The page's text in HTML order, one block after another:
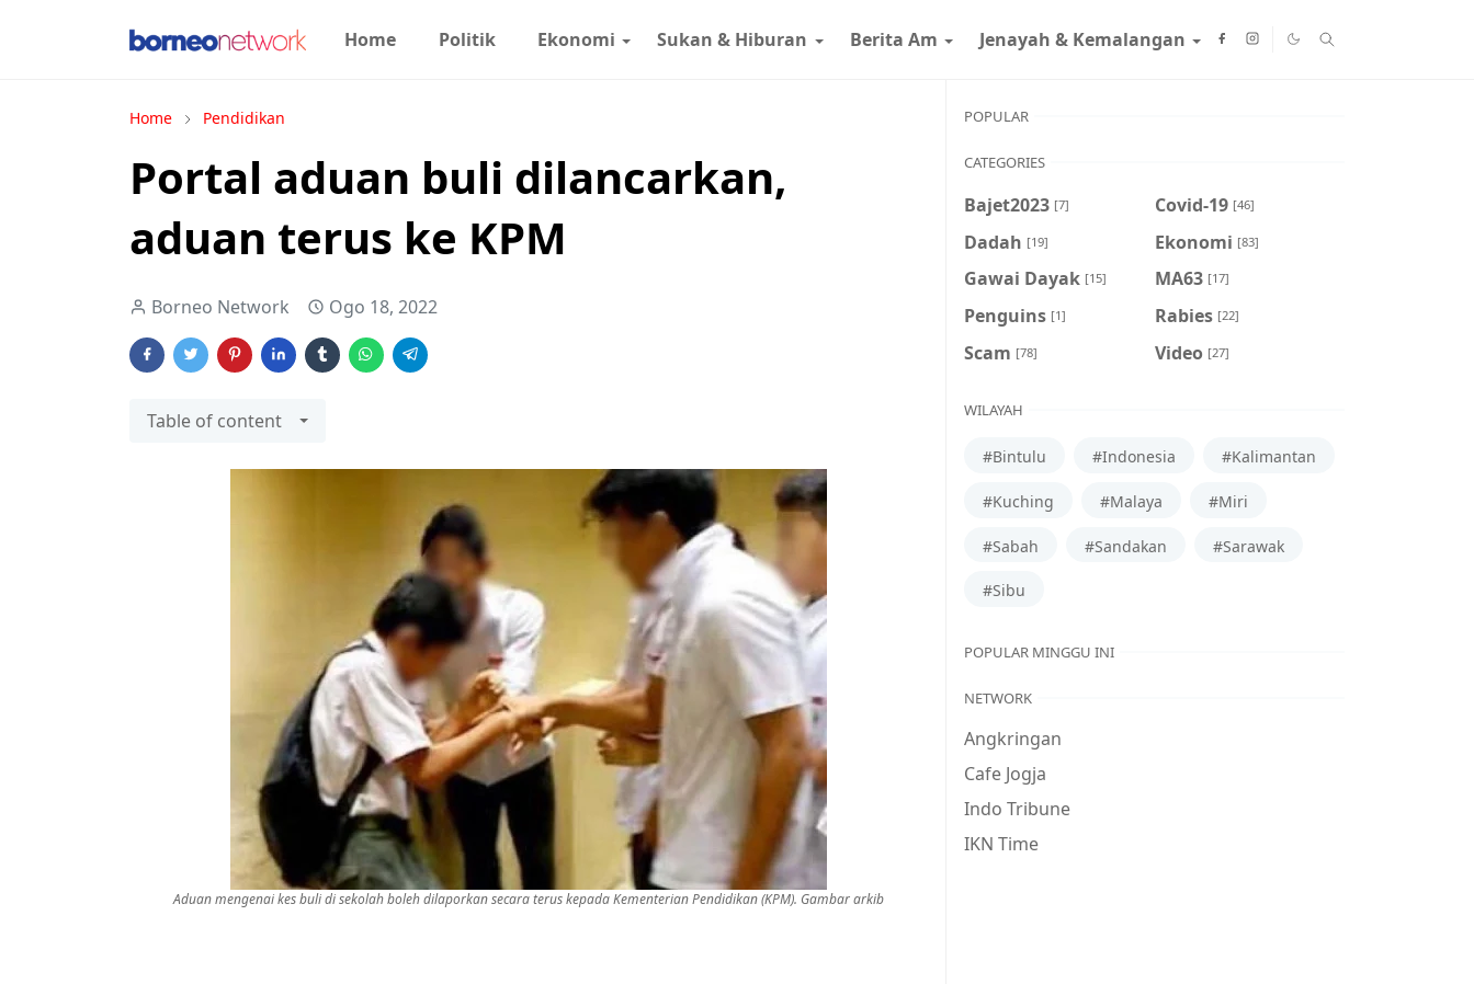
Home Politik Ekonomi Sukan & Hiburan Berita Am Jenayah & Kemalangan
Home Pendidikan
Portal aduan buli dilancarkan,
aduan terus ke KPM
Borneo Network Ogo 18, 2022
Table of content
Aduan mengenai kes buli di sekolah boleh dilaporkan secara terus kepada Kementerian Pendidikan (KPM). Gambar arkib
POPULAR
CATEGORIES
Bajet2023 [7] Covid-19 [46]
Dadah [19] Ekonomi [83]
Gawai Dayak [15] MA63 [17]
Penguins [1] Rabies [22]
Scam [78] Video [27]
WILAYAH
#Bintulu #Indonesia #Kalimantan
#Kuching #Malaya #Miri
#Sabah #Sandakan #Sarawak
#Sibu
POPULAR MINGGU INI
NETWORK
Angkringan
Cafe Jogja
Indo Tribune
IKN Time